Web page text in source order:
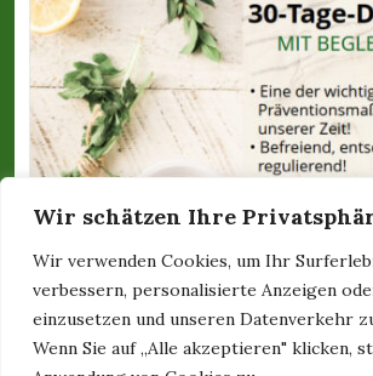
Wir schätzen Ihre
Wir verwenden Cookies, um Ihr
verbessern, personalisierte Anzeigen
einzusetzen und unseren Datenverkehr
Wenn Sie auf „Alle akzeptieren" klicken,